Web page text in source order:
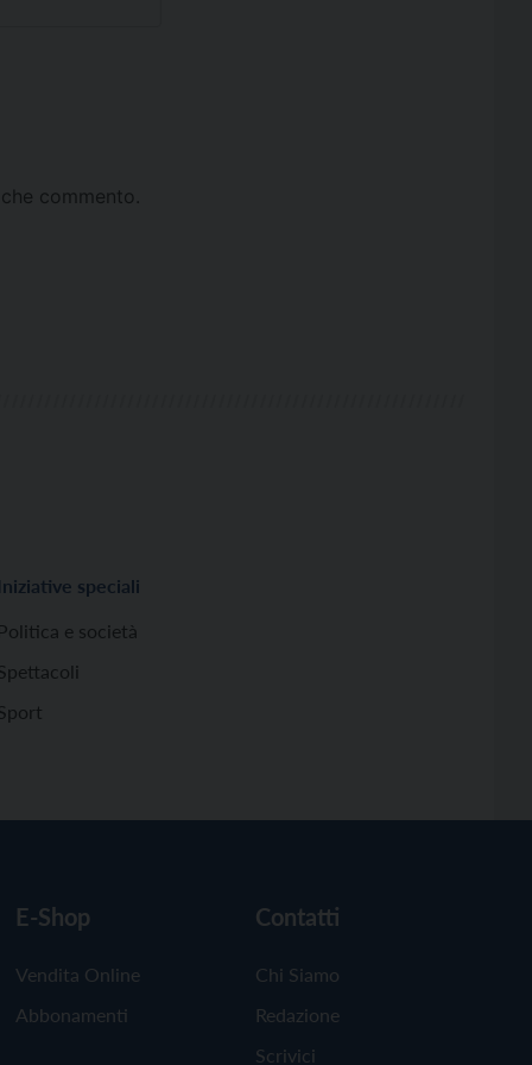
commento.
Iniziative speciali
Politica e società
E-Shop
Vendita Online
Abbonamenti
Contatti
Chi Siamo
Redazione
Scrivici